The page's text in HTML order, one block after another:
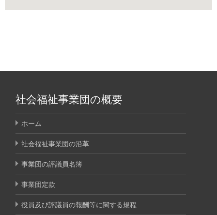
社会福祉事業団の概要
ホーム
社会福祉事業団の沿革
事業団の評議員名簿
事業団定款
役員及び評議員の報酬等に関する規程